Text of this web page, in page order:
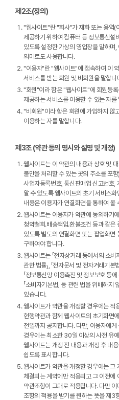
제2조(정의)
"웹사이트"란 "회사"가 재화 또는 용역(
제공하기 위하여 컴퓨터 등 정보통신설
있도록 설정한 가상의 영업장을 말하며
의미로도 사용합니다.
"이용자"란 "웹사이트"에 접속하여 이
서비스를 받는 회원 및 비회원을 말합니
"회원"이라 함은 "웹사이트"에 회원등
제공하는 서비스를 이용할 수 있는 자를
"비회원"이라 함은 회원에 가입하지 않
이용하는 자를 말합니다.
제3조 (약관 등의 명시와 설명 및 개정)
웹사이트는 이 약관의 내용과 상호 및
불만을 처리할 수 있는 곳의 주소를 포
사업자등록번호, 통신판매업 신고번호,
알 수 있도록 웹사이트의 초기 서비스
내용은 이용자가 연결화면을 통하여 볼
웹사이트는 이용자가 약관에 동의하기
청약철회․배송책임․환불조건 등과 같
있도록 별도의 연결화면 또는 팝업화면
구하여야 합니다.
웹사이트는 「전자상거래 등에서의 소비
관한 법률」, 「전자문서 및 전자거래기본법
「정보통신망 이용촉진 및 정보보호 등에
「소비자기본법」 등 관련 법을 위배하
있습니다.
웹사이트가 약관을 개정할 경우에는 적
현행약관과 함께 웹사이트의 초기화면
전일까지 공지합니다. 다만, 이용자에
경우에는 최소한 30일 이상의 사전 유
웹사이트는 개정 전 내용과 개정 후 내
쉽도록 표시합니다.
웹사이트가 약관을 개정할 경우에는 그
체결되는 계약에만 적용되고 그 이전에
약관조항이 그대로 적용됩니다. 다만
조항의 적용을 받기를 원하는 뜻을 제3